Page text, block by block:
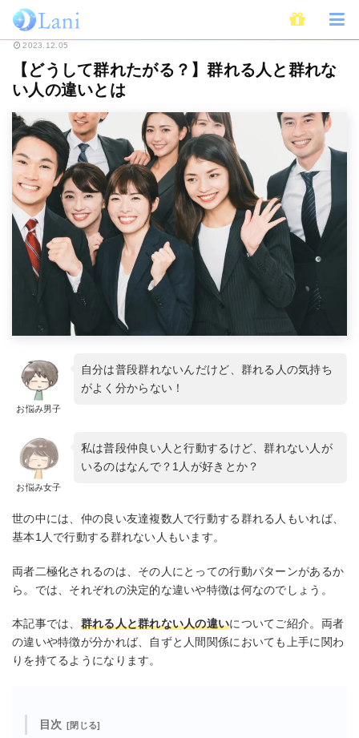
ホーム ライフスタイル 【どうして群れたがる？】群れる人と群れない人
2023.12.05
【どうして群れたがる？】群れる人と群れな
い人の違いとは
お悩み男子
自分は普段群れないんだけど、群れる人の気持ち
がよく分からない！
お悩み女子
私は普段仲良い人と行動するけど、群れない人が
いるのはなんで？1人が好きとか？
世の中には、仲の良い友達複数人で行動する群れる人もいれば、
基本1人で行動する群れない人もいます。
両者二極化されるのは、その人にとっての行動パターンがあるか
ら。では、それぞれの決定的な違いや特徴は何なのでしょう。
本記事では、 群れる人と群れない人の違いについてご紹介。両者
の違いや特徴が分かれば、自ずと人間関係においても上手に関わ
りを持てるようになります。
目次